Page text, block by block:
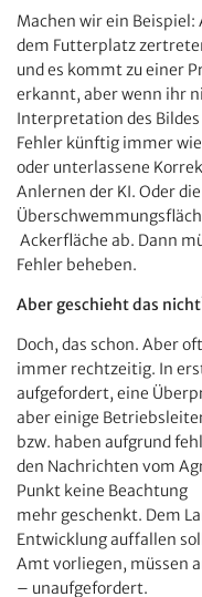
Machen wir ein
dem Futterplatz
und es kommt zu einer
erkannt, aber wenn ihr
Interpretation des
Fehler künftig immer
oder unterlassene
Anlernen der KI. Oder
Ackerfläche ab. Dann
Fehler beheben.
Aber geschieht das
Doch, das schon. Aber
immer rechtzeitig. In
aufgefordert, eine
aber einige
bzw. haben aufgrund
den Nachrichten vom
Punkt keine Beachtung
mehr geschenkt. Dem
Entwicklung auffallen
Amt vorliegen, müssen
– unaufgefordert.